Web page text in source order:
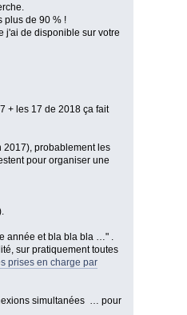
plus de 90 % !
j'ai de disponible sur votre
+ les 17 de 2018 ça fait
2017), probablement les
pour organiser une
année et bla bla bla …" .
sur pratiquement toutes
prises en charge par
simultanées … pour